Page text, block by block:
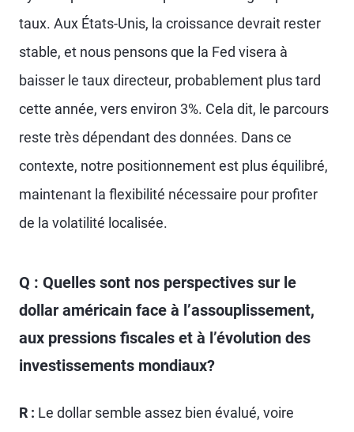
taux. Aux États-Unis, la croissance devrait rester
stable, et nous pensons que la Fed visera à
baisser le taux directeur, probablement plus tard
cette année, vers environ 3%. Cela dit, le parcours
reste très dépendant des données. Dans ce
contexte, notre positionnement est plus équilibré,
maintenant la flexibilité nécessaire pour profiter
de la volatilité localisée.
Q : Quelles sont nos perspectives sur le
dollar américain face à l’assouplissement,
aux pressions fiscales et à l’évolution des
investissements mondiaux?
R : Le dollar semble assez bien évalué, voire